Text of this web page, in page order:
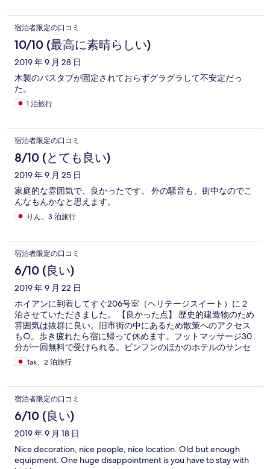
宿泊者限定の口コミ
10/10 (最高に素晴らしい)
2019 年 9 月 28 日
木製のバスタブが固定されておらずグラグラして不安定だっ
た。
1 泊旅行
宿泊者限定の口コミ
8/10 (とても良い)
2019 年 9 月 25 日
家庭的な雰囲気で、良かったです。 外の騒音も、街中なのでこ
んなもんかなと思えます。
りん、3 泊旅行
宿泊者限定の口コミ
6/10 (良い)
2019 年 9 月 22 日
ホイアンに到着してすぐ206号室（ヘリテージスイート）に２
泊させていただきました。 【良かった点】 歴史的建造物のため
雰囲気は抜群に良い。旧市街の中にあるため散策へのアクセス
も○。歩き疲れたら宿に帰って休めます。フットマッサージ30
分が一回無料で受けられる。ビンフンのほかのホテルのサンセ
ットクルーズやプールが無料で利用できる。 【悪かった点】 部
屋は暗くて床は歩くとギシギシと軋む。ゴキ○リの死骸も…。
コンディショナーがない。 フットマッサージ予約したが、時間
通りにフロントに行ったら、場所がリバーサイドホテルですと
言われ受けられなかった…（説明してくれれば）。受付スタッ
フの英語レベルに差がある。20年以上勤めているという男性ス
タッフがいて、この方はすごく対応も良かったです。 【まと
め】 設備は古く不便もあるが、立地、雰囲気は良く、客室数も
少なくてなかなか予約の取れない人気のホテルのようです。宿
泊に何を求めるかですね。泊まるなら道路側のヘリテージスイ
Tak、2 泊旅行
宿泊者限定の口コミ
6/10 (良い)
2019 年 9 月 18 日
Nice decoration, nice people, nice location. Old but enough
equipment. One huge disappointment is you have to stay with